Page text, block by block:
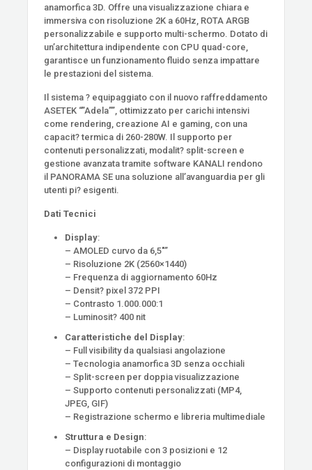
anamorfica 3D. Offre una visualizzazione chiara e
immersiva con risoluzione 2K a 60Hz, ROTA ARGB
personalizzabile e supporto multi-schermo. Dotato di
un’architettura indipendente con CPU quad-core,
garantisce un funzionamento fluido senza impattare
le prestazioni del sistema.
Il sistema ? equipaggiato con il nuovo raffreddamento
ASETEK “”Adela””, ottimizzato per carichi intensivi
come rendering, creazione AI e gaming, con una
capacit? termica di 260-280W. Il supporto per
contenuti personalizzati, modalit? split-screen e
gestione avanzata tramite software KANALI rendono
il PANORAMA SE una soluzione all’avanguardia per gli
utenti pi? esigenti.
Dati Tecnici
Display:
– AMOLED curvo da 6,5″”
– Risoluzione 2K (2560×1440)
– Frequenza di aggiornamento 60Hz
– Densit? pixel 372 PPI
– Contrasto 1.000.000:1
– Luminosit? 400 nit
Caratteristiche del Display:
– Full visibility da qualsiasi angolazione
– Tecnologia anamorfica 3D senza occhiali
– Split-screen per doppia visualizzazione
– Supporto contenuti personalizzati (MP4,
JPEG, GIF)
– Registrazione schermo e libreria multimediale
Struttura e Design:
– Display ruotabile con 3 posizioni e 12
configurazioni di montaggio